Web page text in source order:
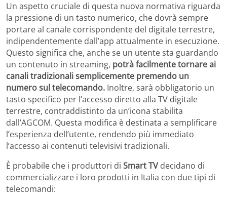
Un aspetto cruciale di questa nuova normativa riguarda
la pressione di un tasto numerico, che dovrà sempre
portare al canale corrispondente del digitale terrestre,
indipendentemente dall’app attualmente in esecuzione.
Questo significa che, anche se un utente sta guardando
un contenuto in streaming, potrà facilmente tornare ai
canali tradizionali semplicemente premendo un
numero sul telecomando. Inoltre, sarà obbligatorio un
tasto specifico per l’accesso diretto alla TV digitale
terrestre, contraddistinto da un’icona stabilita
dall’AGCOM. Questa modifica è destinata a semplificare
l’esperienza dell’utente, rendendo più immediato
l’accesso ai contenuti televisivi tradizionali.
È probabile che i produttori di Smart TVdecidano di
commercializzare i loro prodotti in Italia con due tipi di
telecomandi: